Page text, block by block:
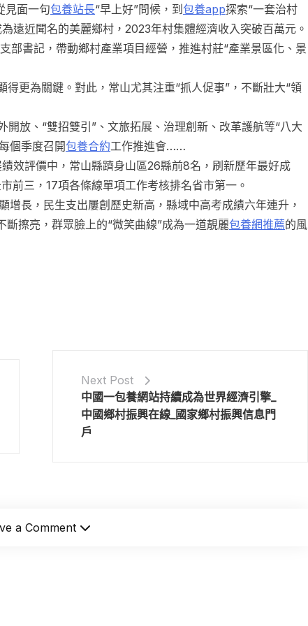
面一句包養站長“早上好”問候，到 包養app探索“一套治村
遠近聞名的美麗鄉村，2023年村集體經濟收入突破百萬元。
書記，帶動鄉村產業項目經營，推進村莊“產業景區化、景
得更為關鍵。對此，常山尤其注重“抓人促事”，不斷壯大“領
放、“雙招雙引”、文旅拓展、治理創新、改革護航等“八大
個季度召開包養合約工作推進會……
效評價中，常山縣躋身山區26縣前8名，刷新歷年最好成
前三，17項各條線單項工作考核排名省市第一。
長，民生支出屢創歷史新高，縣域中高考成績六年連升，
斷擦亮，群眾臉上的“微笑曲線”成為一道靚麗包養網推薦的風
Next Post
中國一包養網站持續成為世界經濟引擎_
中國鄉村振興在線_國家鄉村振興信息門
戶
a Comment